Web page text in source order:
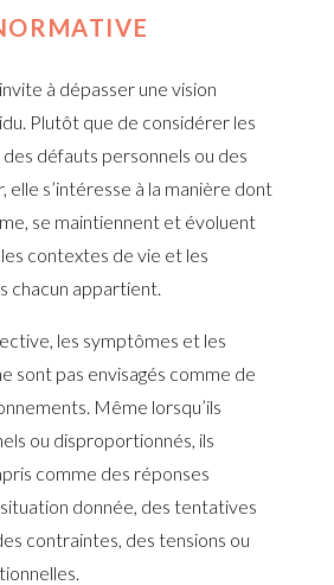
à dépasser une vision
Plutôt que de considérer les
défauts personnels ou des
elle s’intéresse à la manière dont
se maintiennent et évoluent
contextes de vie et les
chacun appartient.
les symptômes et les
sont pas envisagés comme de
Même lorsqu’ils
ou disproportionnés, ils
comme des réponses
donnée, des tentatives
contraintes, des tensions ou